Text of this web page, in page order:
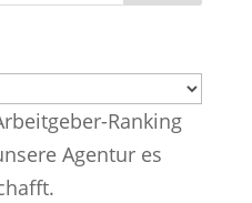
Ranking
Agentur es